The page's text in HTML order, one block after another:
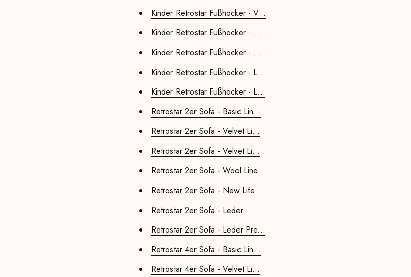
Kinder Retrostar Fußhocker - V...
Kinder Retrostar Fußhocker - W...
Kinder Retrostar Fußhocker - N...
Kinder Retrostar Fußhocker - L...
Kinder Retrostar Fußhocker - L...
Retrostar 2er Sofa - Basic Lin...
Retrostar 2er Sofa - Velvet Li...
Retrostar 2er Sofa - Velvet Li...
Retrostar 2er Sofa - Wool Line
Retrostar 2er Sofa - New Life
Retrostar 2er Sofa - Leder
Retrostar 2er Sofa - Leder Pre...
Retrostar 4er Sofa - Basic Lin...
Retrostar 4er Sofa - Velvet Li...